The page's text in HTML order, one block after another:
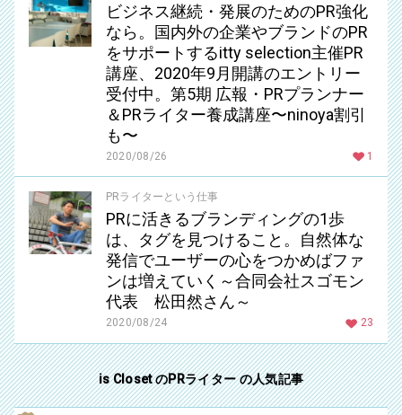
ビジネス継続・発展のためのPR強化
なら。国内外の企業やブランドのPR
をサポートするitty selection主催PR
講座、2020年9月開講のエントリー
受付中。第5期 広報・PRプランナー
＆PRライター養成講座〜ninoya割引
も〜
2020/08/26 1
PRライターという仕事
PRに活きるブランディングの1歩
は、タグを見つけること。自然体な
発信でユーザーの心をつかめばファ
ンは増えていく～合同会社スゴモン
代表 松田然さん～
2020/08/24 23
is Closet のPRライター の人気記事